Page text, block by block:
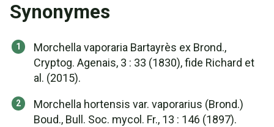
Synonymes
Morchella vaporaria Bartayrès ex Brond.,
Cryptog. Agenais, 3 : 33 (1830), fide Richard et
al. (2015).
Morchella hortensis var. vaporarius (Brond.)
Boud., Bull. Soc. mycol. Fr., 13 : 146 (1897).